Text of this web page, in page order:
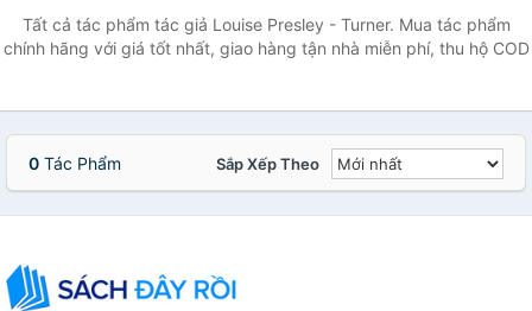
Tất cả tác phẩm tác giả Louise Presley - Turner. Mua tác phẩm
chính hãng với giá tốt nhất, giao hàng tận nhà miễn phí, thu hộ COD
0 Tác Phẩm Sắp Xếp Theo